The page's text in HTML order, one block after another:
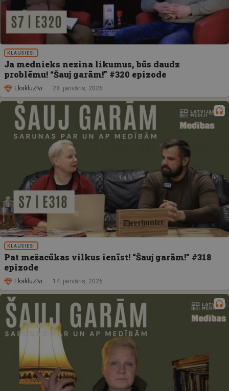
KLAUSIES!
Ja mednieks nezina likumus, būs daudz
problēmu! “Šauj garām!” #320 epizode
Ekskluzīvi 28. janvāris, 2026
KLAUSIES!
Pat mežacūkas vilkus ienīst! “Šauj garām!” #318
epizode
Ekskluzīvi 14. janvāris, 2026